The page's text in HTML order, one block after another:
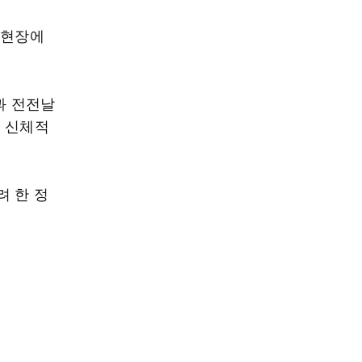
장에
전전날
체적
한 정